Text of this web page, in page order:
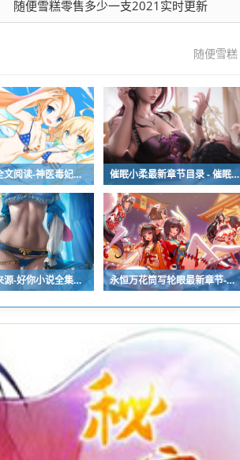
随便雪糕零售多少一支2021实时更新
随便雪糕
神医毒妃全文阅读-神医毒妃免费全集 催眠小柔最新章节目录 - 催眠小柔最佳来源
好你最佳来源-好你小说全集完整版大结局 永恒万花筒写轮眼最新章节-永恒万花筒写轮眼免费阅读